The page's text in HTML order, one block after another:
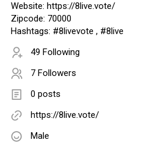
Website: https://8live.vote/
Zipcode: 70000
Hashtags: #8livevote , #8live
49 Following
7 Followers
0 posts
https://8live.vote/
Male